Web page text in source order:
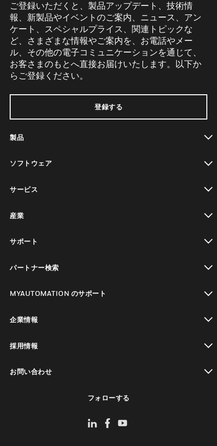
ご登録いただくと、製品アップデート、技術情
報、新製品やイベントのご案内、ニュース、アン
ケート、スペシャルプライス、関連トピックな
ど、さまざまな情報やご案内を、お電話やメー
ル、その他の電子コミュニケーションを通じて、
お客さまのもとへ直接お届けいたします。以下か
らご登録ください。
登録する
製品
ソフトウェア
サービス
産業
サポート
パートナー検索
MYAUTOMATION のサポート
企業情報
採用情報
お問い合わせ
フォローする